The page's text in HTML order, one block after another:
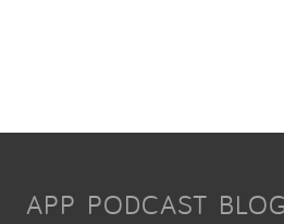
APP PODCAST BLOG